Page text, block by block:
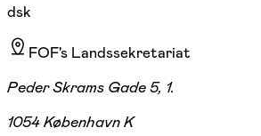
dsk
FOF's Landssekretariat
Peder Skrams Gade 5, 1.
1054 København K